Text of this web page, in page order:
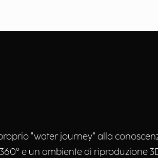
"water journey" alla
e un ambiente di riproduzione